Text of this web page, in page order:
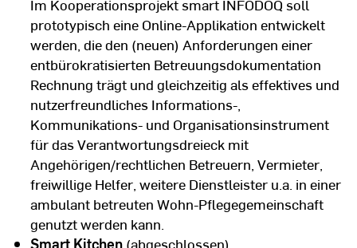
Im Kooperationsprojekt smart INFODOQ soll
prototypisch eine Online-Applikation entwickelt
werden, die den (neuen) Anforderungen einer
entbürokratisierten Betreuungsdokumentation
Rechnung trägt und gleichzeitig als effektives und
nutzerfreundliches Informations-,
Kommunikations- und Organisationsinstrument
für das Verantwortungsdreieck mit
Angehörigen/rechtlichen Betreuern, Vermieter,
freiwillige Helfer, weitere Dienstleister u.a. in einer
ambulant betreuten Wohn-Pflegegemeinschaft
genutzt werden kann.
Smart Kitchen (abgeschlossen)